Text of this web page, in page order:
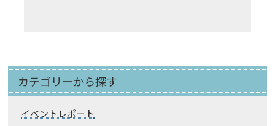
カテゴリーから探す
イベントレポート